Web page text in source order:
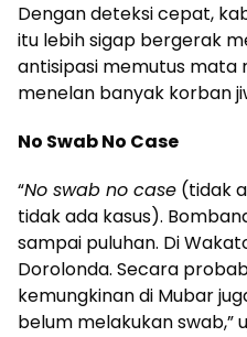
Dengan deteksi cepat,
itu lebih sigap bergerak
antisipasi memutus
menelan banyak korban
No Swab No Case
“No swab no case (tidak
tidak ada kasus).
sampai puluhan. Di
Dorolonda. Secara
kemungkinan di Mubar
belum melakukan swab,”